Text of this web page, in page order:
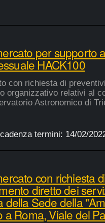
per supporto
HACK100
con richiesta di
organizzativo relativi al
Astronomico di
termini: 14/02/
con richiesta
diretto dei
della Sede della
a Roma, Viale del